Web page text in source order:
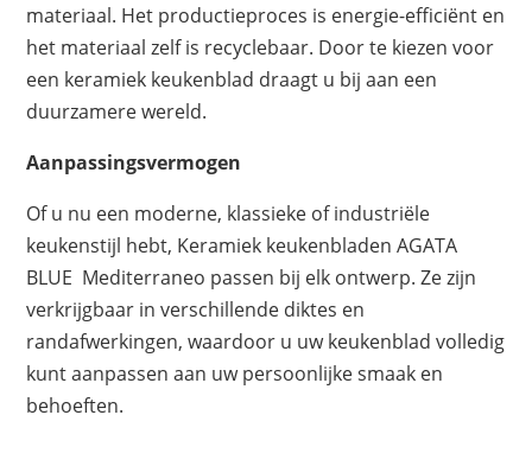
materiaal. Het productieproces is energie-efficiënt en
het materiaal zelf is recyclebaar. Door te kiezen voor
een keramiek keukenblad draagt u bij aan een
duurzamere wereld.
Aanpassingsvermogen
Of u nu een moderne, klassieke of industriële
keukenstijl hebt, Keramiek keukenbladen AGATA
BLUE Mediterraneo passen bij elk ontwerp. Ze zijn
verkrijgbaar in verschillende diktes en
randafwerkingen, waardoor u uw keukenblad volledig
kunt aanpassen aan uw persoonlijke smaak en
behoeften.